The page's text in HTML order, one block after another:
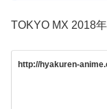
TOKYO MX 2018
http://hyakuren-